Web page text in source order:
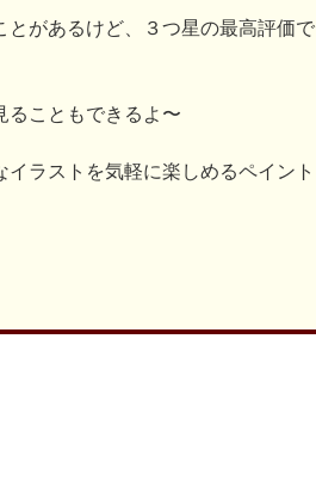
とがあるけど、３つ星の最高評価で
ることもできるよ〜
ラストを気軽に楽しめるペイント